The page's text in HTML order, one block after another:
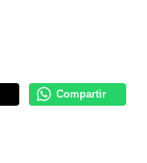
Compartir